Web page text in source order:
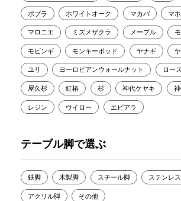
ポプラ ホワイトオーク マカバ マ
マロニエ ミズメザクラ メープル
モビンギ モンキーポッド ヤナギ
ユリ ヨーロピアンウォールナット ロー
屋久杉 紅椿 杉 神代ケヤキ
レジン ウイロー エビアラ
テーブル脚で選ぶ
鉄脚 木製脚 スチール脚 ステンレ
アクリル脚 その他